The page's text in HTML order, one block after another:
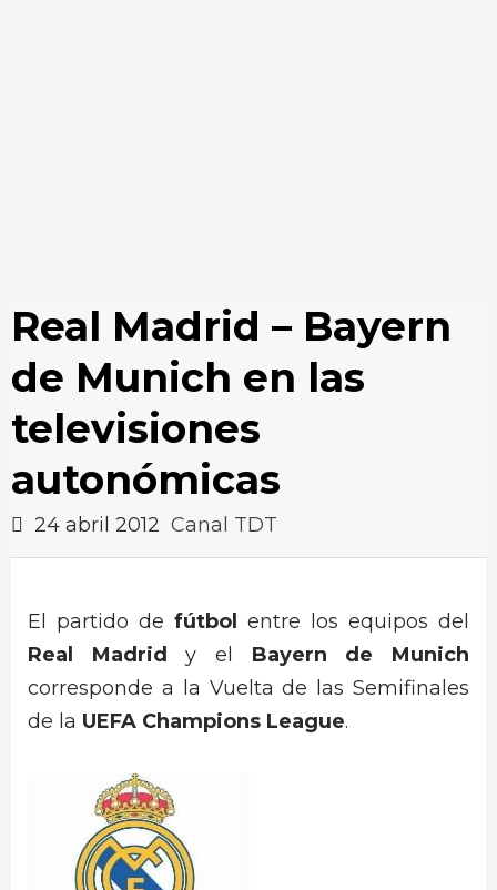
Real Madrid – Bayern
de Munich en las
televisiones
autonómicas
24 abril 2012 Canal TDT
El partido de fútbol
entre los equipos del
Real Madrid
y el Bayern de Munich
corresponde a la Vuelta de las Semifinales
de la UEFA Champions League.